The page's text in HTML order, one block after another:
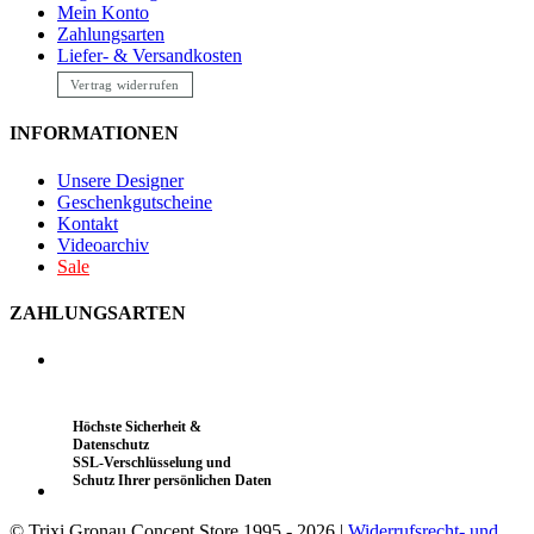
Mein Konto
Zahlungsarten
Liefer- & Versandkosten
Vertrag widerrufen
INFORMATIONEN
Unsere Designer
Geschenkgutscheine
Kontakt
Videoarchiv
Sale
ZAHLUNGSARTEN
Höchste Sicherheit &
Datenschutz
SSL-Verschlüsselung und
Schutz Ihrer persönlichen Daten